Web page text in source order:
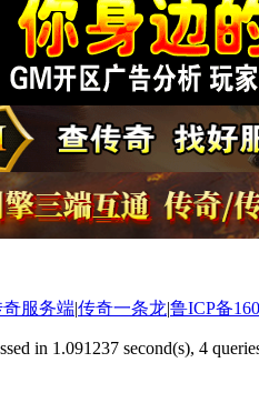
奇服务端|传奇一条龙|鲁ICP备
in 1.091237 second(s), 4